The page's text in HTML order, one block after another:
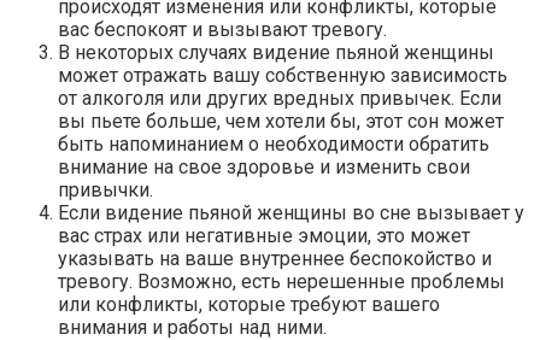
происходят изменения или конфликты, которые
вас беспокоят и вызывают тревогу.
В некоторых случаях видение пьяной женщины
может отражать вашу собственную зависимость
от алкоголя или других вредных привычек. Если
вы пьете больше, чем хотели бы, этот сон может
быть напоминанием о необходимости обратить
внимание на свое здоровье и изменить свои
привычки.
Если видение пьяной женщины во сне вызывает у
вас страх или негативные эмоции, это может
указывать на ваше внутреннее беспокойство и
тревогу. Возможно, есть нерешенные проблемы
или конфликты, которые требуют вашего
внимания и работы над ними.